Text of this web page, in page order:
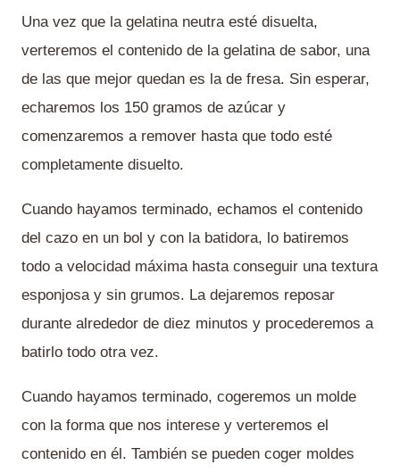
Una vez que la gelatina neutra esté disuelta,
verteremos el contenido de la gelatina de sabor, una
de las que mejor quedan es la de fresa. Sin esperar,
echaremos los 150 gramos de azúcar y
comenzaremos a remover hasta que todo esté
completamente disuelto.
Cuando hayamos terminado, echamos el contenido
del cazo en un bol y con la batidora, lo batiremos
todo a velocidad máxima hasta conseguir una textura
esponjosa y sin grumos. La dejaremos reposar
durante alrededor de diez minutos y procederemos a
batirlo todo otra vez.
Cuando hayamos terminado, cogeremos un molde
con la forma que nos interese y verteremos el
contenido en él. También se pueden coger moldes